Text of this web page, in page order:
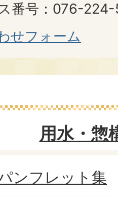
番号：076-
せフォーム
用水・惣
ンフレット集